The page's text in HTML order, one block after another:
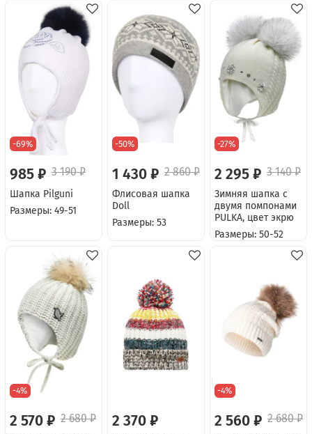
-69%
985 ₽ 3 190 ₽
Шапка Pilguni
Размеры: 49-51
-50%
1 430 ₽ 2 860 ₽
Флисовая шапка
Doll
Размеры: 53
-27%
2 295 ₽ 3 140 ₽
Зимняя шапка с
двумя помпонами
PULKA, цвет экрю
Размеры: 50-52
-4%
2 570 ₽ 2 680 ₽ 2 370 ₽
-4%
2 560 ₽ 2 680 ₽